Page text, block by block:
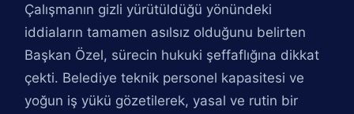
Çalışmanın gizli yürütüldüğü yönündeki
iddiaların tamamen asılsız olduğunu belirten
Başkan Özel, sürecin hukuki şeffaflığına dikkat
çekti. Belediye teknik personel kapasitesi ve
yoğun iş yükü gözetilerek, yasal ve rutin bir